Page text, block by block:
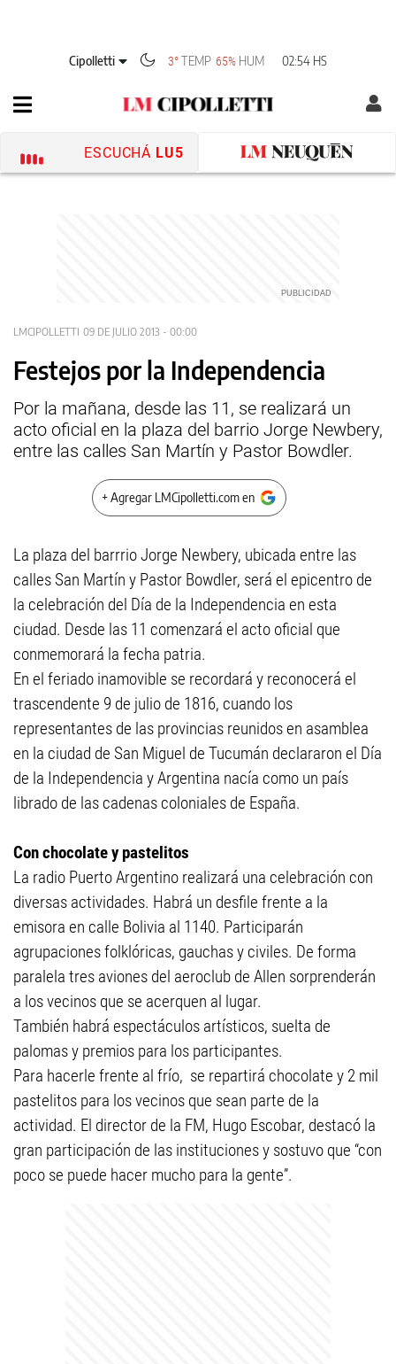
Cipolletti 3° TEMP 65% HUM 02:54 HS
ESCUCHÁ LU5
LMCIPOLLETTI 09 DE JULIO 2013 - 00:00
Festejos por la Independencia
Por la mañana, desde las 11, se realizará un
acto oficial en la plaza del barrio Jorge Newbery,
entre las calles San Martín y Pastor Bowdler.
+ Agregar LMCipolletti.com en
La plaza del barrrio Jorge Newbery, ubicada entre las
calles San Martín y Pastor Bowdler, será el epicentro de
la celebración del Día de la Independencia en esta
ciudad. Desde las 11 comenzará el acto oficial que
conmemorará la fecha patria.
En el feriado inamovible se recordará y reconocerá el
trascendente 9 de julio de 1816, cuando los
representantes de las provincias reunidos en asamblea
en la ciudad de San Miguel de Tucumán declararon el Día
de la Independencia y Argentina nacía como un país
librado de las cadenas coloniales de España.
Con chocolate y pastelitos
La radio Puerto Argentino realizará una celebración con
diversas actividades. Habrá un desfile frente a la
emisora en calle Bolivia al 1140. Participarán
agrupaciones folklóricas, gauchas y civiles. De forma
paralela tres aviones del aeroclub de Allen sorprenderán
a los vecinos que se acerquen al lugar.
También habrá espectáculos artísticos, suelta de
palomas y premios para los participantes.
Para hacerle frente al frío, se repartirá chocolate y 2 mil
pastelitos para los vecinos que sean parte de la
actividad. El director de la FM, Hugo Escobar, destacó la
gran participación de las instituciones y sostuvo que “con
poco se puede hacer mucho para la gente”.